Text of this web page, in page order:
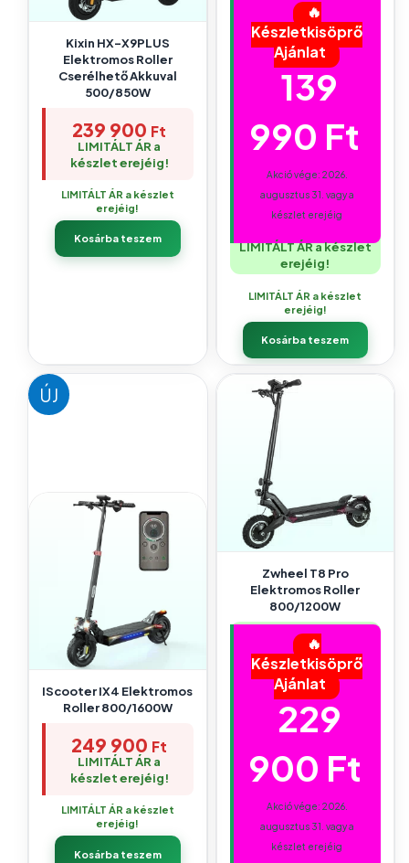
Kixin HX-X9PLUS
Elektromos Roller
Cserélhető Akkuval
500/850W
239 900 Ft
LIMITÁLT ÁR a
készlet erejéig!
LIMITÁLT ÁR a készlet
erejéig!
Kosárba teszem
🔥
Készletkisöprő
Ajánlat
139
990 Ft
Akció vége: 2026.
augusztus 31. vagy a
készlet erejéig
LIMITÁLT ÁR a készlet
erejéig!
LIMITÁLT ÁR a készlet
erejéig!
Kosárba teszem
ÚJ
IScooter IX4 Elektromos
Roller 800/1600W
249 900 Ft
LIMITÁLT ÁR a
készlet erejéig!
LIMITÁLT ÁR a készlet
erejéig!
Kosárba teszem
Zwheel T8 Pro
Elektromos Roller
800/1200W
🔥
Készletkisöprő
Ajánlat
229
900 Ft
Akció vége: 2026.
augusztus 31. vagy a
készlet erejéig